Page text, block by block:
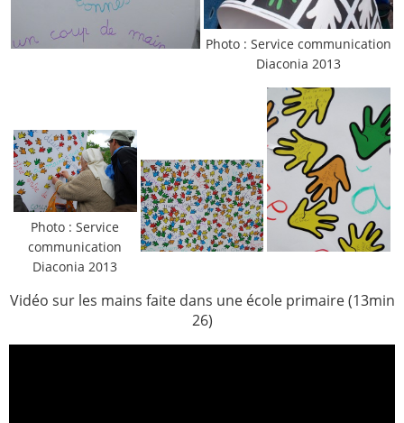
2017
2018
Photo : Service communication
Diaconia 2013
Photo : Service
communication
Diaconia 2013
Vidéo sur les mains faite dans une école primaire (13min
26)